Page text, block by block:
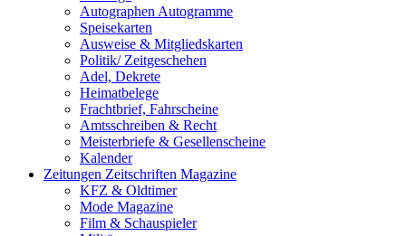
Autographen Autogramme
Speisekarten
Ausweise & Mitgliedskarten
Politik/ Zeitgeschehen
Adel, Dekrete
Heimatbelege
Frachtbrief, Fahrscheine
Amtsschreiben & Recht
Meisterbriefe & Gesellenscheine
Kalender
Zeitungen Zeitschriften Magazine
KFZ & Oldtimer
Mode Magazine
Film & Schauspieler